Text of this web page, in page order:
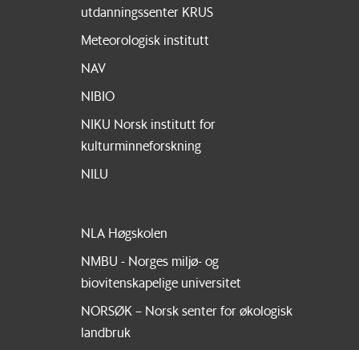
utdanningssenter KRUS
Meteorologisk institutt
NAV
NIBIO
NIKU Norsk institutt for
kulturminneforskning
NILU
NLA Høgskolen
NMBU - Norges miljø- og
biovitenskapelige universitet
NORSØK – Norsk senter for økologisk
landbruk